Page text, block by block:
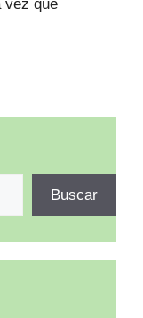
vez que
Buscar